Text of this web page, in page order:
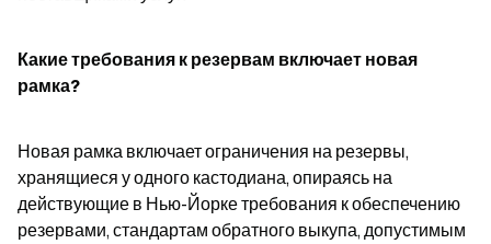
Какие требования к резервам включает новая
рамка?
Новая рамка включает ограничения на резервы,
хранящиеся у одного кастодиана, опираясь на
действующие в Нью-Йорке требования к обеспечению
резервами, стандартам обратного выкупа, допустимым